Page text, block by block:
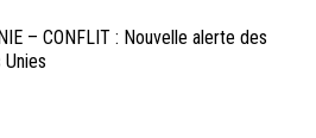
– CONFLIT : Nouvelle alerte des
Unies